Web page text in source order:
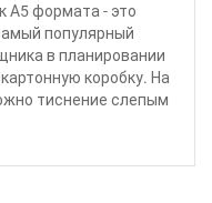
А5 формата - это
популярный
в планировании
коробку. На
тиснение слепым